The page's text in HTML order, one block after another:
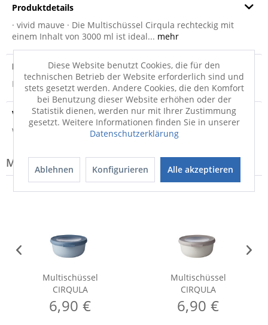
Produktdetails
· vivid mauve · Die Multischüssel Cirqula rechteckig mit
einem Inhalt von 3000 ml ist ideal... mehr
Produktsicherheit
Produktsicherheit
Versandinfo
Weitere Informationen zum Versand...
Modell-Familie: CIRQULA
Multischüssel
CIRQULA
6,90 €
Multischüssel
CIRQULA
6,90 €
Diese Website benutzt Cookies, die für den
technischen Betrieb der Website erforderlich sind und
stets gesetzt werden. Andere Cookies, die den Komfort
bei Benutzung dieser Website erhöhen oder der
Statistik dienen, werden nur mit Ihrer Zustimmung
gesetzt. Weitere Informationen finden Sie in unserer
Datenschutzerklärung
Ablehnen Konfigurieren Alle akzeptieren